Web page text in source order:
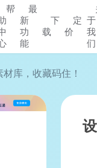
帮
最
新
功
能
下
载
定
价
于
我
们
库，收藏码住！